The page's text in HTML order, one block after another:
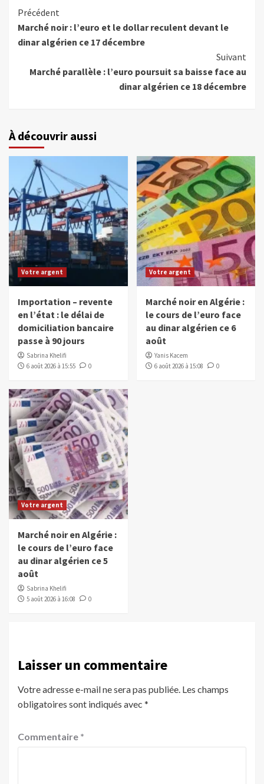
Précédent
Marché noir : l’euro et le dollar reculent devant le
dinar algérien ce 17 décembre
Suivant
Marché parallèle : l’euro poursuit sa baisse face au
dinar algérien ce 18 décembre
À découvrir aussi
Votre argent
Importation – revente
en l’état : le délai de
domiciliation bancaire
passe à 90 jours
Sabrina Khelifi
6 août 2026 à 15:55
0
Votre argent
Marché noir en Algérie :
le cours de l’euro face
au dinar algérien ce 6
août
Yanis Kacem
6 août 2026 à 15:08
0
Votre argent
Marché noir en Algérie :
le cours de l’euro face
au dinar algérien ce 5
août
Sabrina Khelifi
5 août 2026 à 16:08
0
Laisser un commentaire
Votre adresse e-mail ne sera pas publiée. Les champs
obligatoires sont indiqués avec *
Commentaire *